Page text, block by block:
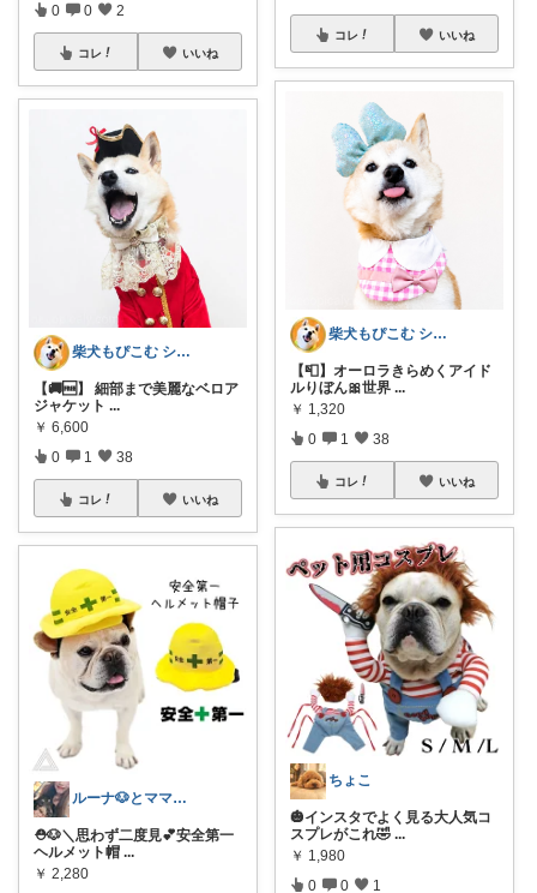
0 0 2
コレ いいね
柴犬もぴこむ シニア犬との素敵な暮らし
【🚚🆓️】 細部まで美麗なベロア
ジャケット ...
￥ 6,600
0 1 38
コレ いいね
ルーナ🐶とママのおすすめROOM✨
⛑️🐶＼思わず二度見💕安全第一
ヘルメット帽 ...
￥ 2,280
コレ いいね
柴犬もぴこむ シニア犬との素敵な暮らし
【📮】オーロラきらめくアイド
ルりぼん🎀世界 ...
￥ 1,320
0 1 38
コレ いいね
ちょこ
🎃インスタでよく見る大人気コ
スプレがこれ🤣 ...
￥ 1,980
0 0 1